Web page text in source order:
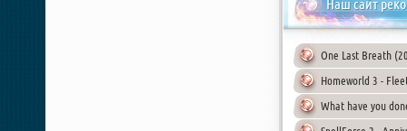
Наш сайт
One Last Breath
Homeworld 3 -
What have you